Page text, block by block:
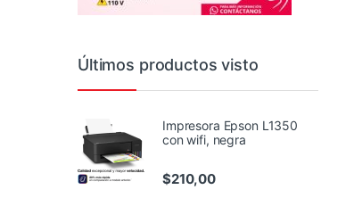
Últimos productos visto
Impresora Epson L1350
con wifi, negra
$210,00